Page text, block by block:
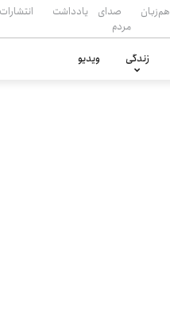
هم‌زبان
صدای
مردم
یادداشت انتشارات
زندگی ویدیو